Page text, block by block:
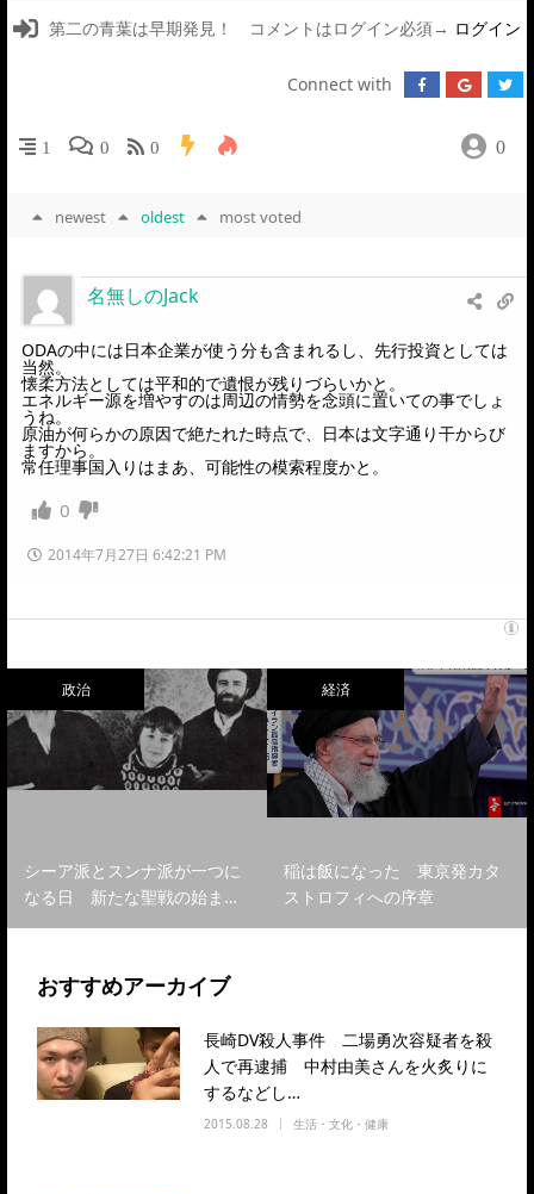
第二の青葉は早期発見！ コメントはログイン必須→ ログイン
Connect with
1 0 0 0
newest oldest most voted
名無しのJack
ODAの中には日本企業が使う分も含まれるし、先行投資としては
当然。
懐柔方法としては平和的で遺恨が残りづらいかと。
エネルギー源を増やすのは周辺の情勢を念頭に置いての事でしょ
うね。
原油が何らかの原因で絶たれた時点で、日本は文字通り干からび
ますから。
常任理事国入りはまあ、可能性の模索程度かと。
0
2014年7月27日 6:42:21 PM
政治
シーア派とスンナ派が一つに
なる日 新たな聖戦の始ま…
経済
稲は飯になった 東京発カタ
ストロフィへの序章
おすすめアーカイブ
長崎DV殺人事件 二場勇次容疑者を殺
人で再逮捕 中村由美さんを火炙りに
するなどし…
2015.08.28 生活・文化・健康